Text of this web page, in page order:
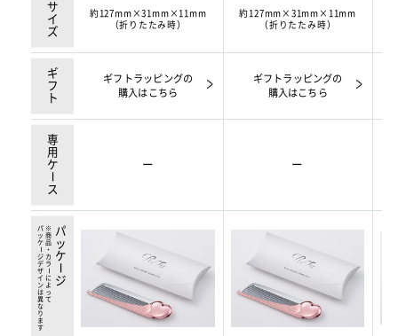
サイズ
約127mm×31mm×11mm
（折りたたみ時）
約127mm×31mm×11mm
（折りたたみ時）
ギフト
ギフトラッピングの
購入はこちら
ギフトラッピングの
購入はこちら
専用ケ
ス
ー ー
パッケ
ジ
※商品・カラ
によって
パッケ
ジデザインは異なります